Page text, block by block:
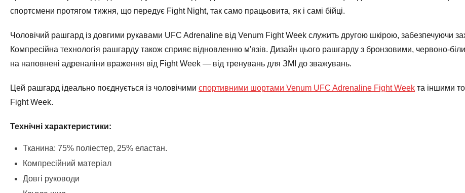
спортсмени протягом тижня, що передує Fight Night, так само працьовита, як і самі бійці.
Чоловічий рашгард із довгими рукавами UFC Adrenaline від Venum Fight Week служить другою шкірою, забезпечуючи
Компресійна технологія рашгарду також сприяє відновленню м'язів. Дизайн цього рашгарду з бронзовими, червоно-
на наповнені адреналіни враження від Fight Week — від тренувань для ЗМІ до зважувань.
Цей рашгард ідеально поєднується із чоловічими спортивними шортами Venum UFC Adrenaline Fight Week та іншими
Fight Week.
Технічні характеристики:
Тканина: 75% поліестер, 25% еластан.
Компресійний матеріал
Довгі руководи